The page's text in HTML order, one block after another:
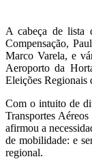
A cabeça de
Compensação,
Marco Varela, e
Aeroporto da
Eleições Regionais
Com o intuito de
Transportes
afirmou a
de mobilidade: e
regional.